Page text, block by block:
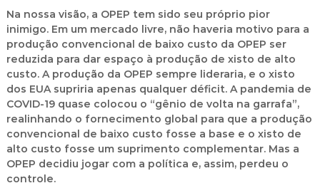
Na nossa visão, a OPEP tem sido seu próprio pior
inimigo. Em um mercado livre, não haveria motivo para a
produção convencional de baixo custo da OPEP ser
reduzida para dar espaço à produção de xisto de alto
custo. A produção da OPEP sempre lideraria, e o xisto
dos EUA supriria apenas qualquer déficit. A pandemia de
COVID-19 quase colocou o “gênio de volta na garrafa”,
realinhando o fornecimento global para que a produção
convencional de baixo custo fosse a base e o xisto de
alto custo fosse um suprimento complementar. Mas a
OPEP decidiu jogar com a política e, assim, perdeu o
controle.